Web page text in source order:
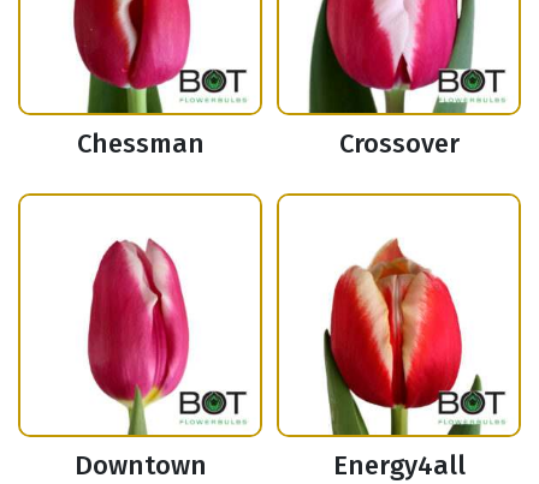
Chessman Crossover
Downtown Energy4all